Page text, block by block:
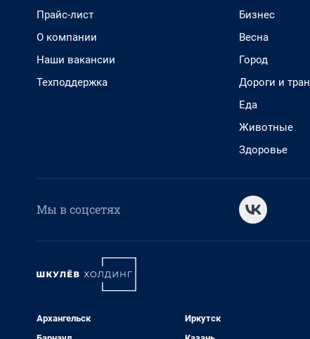
Прайс-лист
О компании
Наши вакансии
Техподдержка
Бизнес
Весна
Город
Дороги и
Еда
Животные
Здоровье
Мы в соцсетях
Архангельск
Иркутск